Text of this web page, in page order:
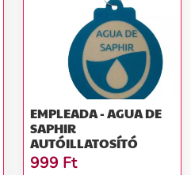
EMPLEADA - AGUA DE
SAPHIR
AUTÓILLATOSÍTÓ
999 Ft